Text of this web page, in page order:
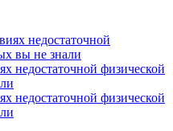
недостаточной физической
недостаточной физической